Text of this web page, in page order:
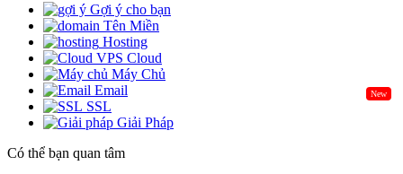
Gợi ý cho bạn
Tên Miền
Hosting
Cloud
Máy Chủ
New
Email
SSL
Giải Pháp
Có thể bạn quan tâm